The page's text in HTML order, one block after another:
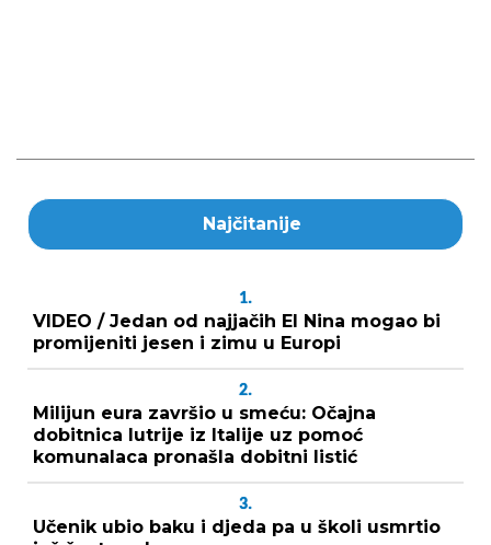
Najčitanije
1.
VIDEO / Jedan od najjačih El Nina mogao bi
promijeniti jesen i zimu u Europi
2.
Milijun eura završio u smeću: Očajna
dobitnica lutrije iz Italije uz pomoć
komunalaca pronašla dobitni listić
3.
Učenik ubio baku i djeda pa u školi usmrtio